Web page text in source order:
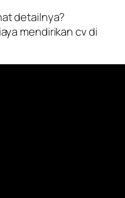
detailnya?
mendirikan cv di